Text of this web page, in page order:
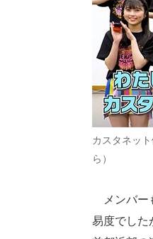
カスタネッ
ら）
メンバー
易度でした